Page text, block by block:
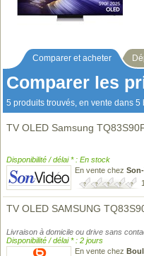
Comparer et acheter
Comparer les
5 produits trouvés, en vente dans
TV OLED Samsung
Disponibilité / délai * : En stock
En vente chez
TV OLED SAMSUNG
Livraison à domicile ou drive sans
Disponibilité / délai * : 2 jours
En vente chez